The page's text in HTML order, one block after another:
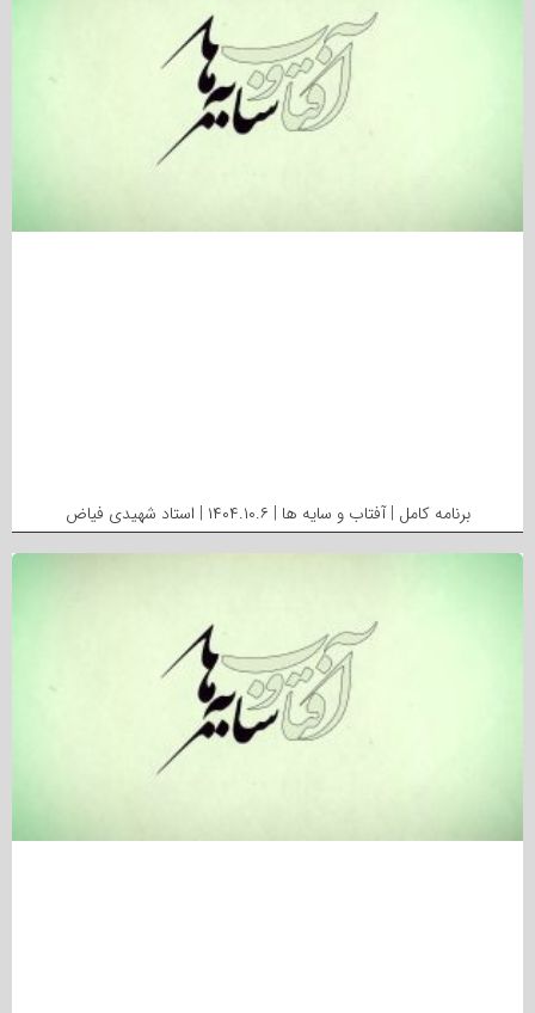
برنامه کامل | آفتاب و سایه ها | ۱۴۰۴.۱۰.۶ | استاد شهیدی فیاض